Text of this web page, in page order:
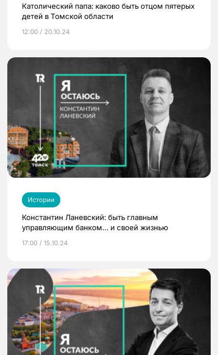
Католический папа: каково быть отцом пятерых
детей в Томской области
12:00 / 20.10.24
Истории
Константин Ланевский: быть главным
управляющим банком… и своей жизнью
17:00 / 15.10.24